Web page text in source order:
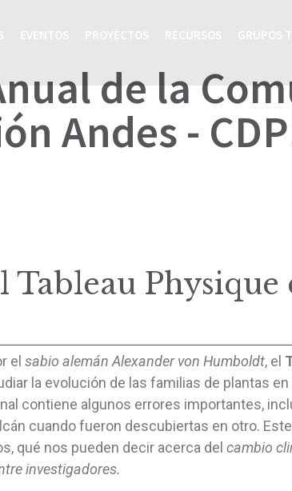
de la
Andes -
Physique
el sabio alemán Alexander von Humboldt, el
la evolución de las familias de plantas
contiene algunos errores importantes,
cuando fueron descubiertas en otro.
qué nos pueden decir acerca del cambio
investigadores.